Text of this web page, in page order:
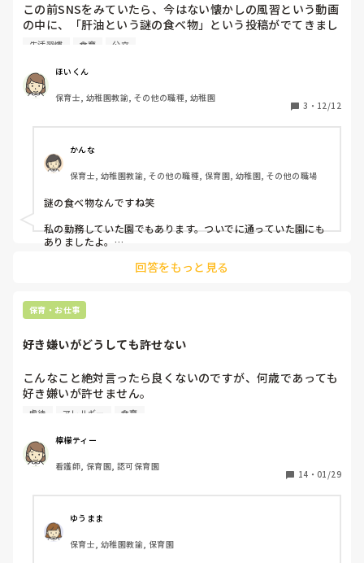
この前SNSをみていたら、今はない懐かしの風習という動画
の中に、「肝油という謎の食べ物」という投稿がでてきまし
た。
今はない・・・と言われましたが、うちの園では今もありま
す（笑）
いたことがありますが、現代は栄養不足どころか栄養過多で
まだ肝油食べてる園ってありますか？？
前は食べてたけど今はないよーと言う方は、廃止になった経
緯も知りたいです(^^)
生活習慣 食育 公立
ほいくん
保育士, 幼稚園教諭, その他の職種, 幼稚園
3 ・ 12/12
かんな
保育士, 幼稚園教諭, その他の職種, 保育園, 幼稚園, その他の職場
謎の食べ物なんですね笑
私の勤務していた園でもあります。ついでに通っていた園にも
ありましたよ。
回答をもっと見る
保育・お仕事
好き嫌いがどうしても許せない
こんなこと絶対言ったら良くないのですが、何歳であっても
好き嫌いが許せません。
でも好きなものだけ食べ続けるのは違うと思っています。
嫌いなものでも、一口でも出るたびに食べるから、大人にな
って食べれるようになるんです。ずっと拒否できる環境なら
食材、作ってくれている手間はタダじゃないんです。
多少我慢してでも、食えるなら食うのが当たり前だと思って
虐待 アレルギー 食育
檸檬ティー
看護師, 保育園, 認可保育園
14 ・ 01/29
ゆうまま
保育士, 幼稚園教諭, 保育園